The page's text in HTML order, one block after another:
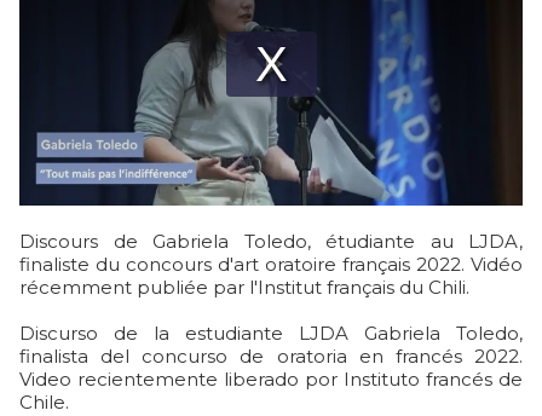
Discours de Gabriela Toledo, étudiante au LJDA,
finaliste du concours d'art oratoire français 2022. Vidéo
récemment publiée par l'Institut français du Chili.
Discurso de la estudiante LJDA Gabriela Toledo,
finalista del concurso de oratoria en francés 2022.
Video recientemente liberado por Instituto francés de
Chile.